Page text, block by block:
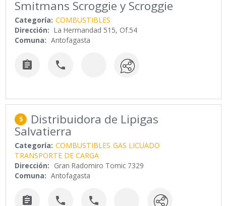
Smitmans Scroggie y Scroggie
Categoría: COMBUSTIBLES
Dirección: La Hermandad 515, Of.54
Comuna: Antofagasta
 
5 Distribuidora de Lipigas
Salvatierra
Categoría: COMBUSTIBLES GAS LICUADO
TRANSPORTE DE CARGA
Dirección: Gran Radomiro Tomic 7329
Comuna: Antofagasta
  